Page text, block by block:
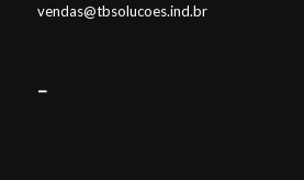
vendas@tbsolucoes.ind.br
–